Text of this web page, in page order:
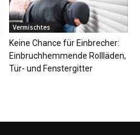
Vermischtes
Keine Chance für Einbrecher:
Einbruchhemmende Rollläden,
Tür- und Fenstergitter